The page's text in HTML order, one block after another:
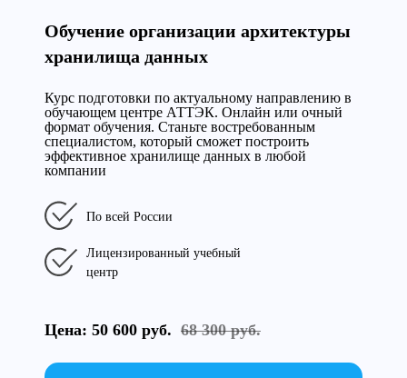
Обучение организации архитектуры
хранилища данных
Курс подготовки по актуальному направлению в
обучающем центре АТТЭК. Онлайн или очный
формат обучения. Станьте востребованным
специалистом, который сможет построить
эффективное хранилище данных в любой
компании
По всей России
Лицензированный учебный
центр
Цена: 50 600 руб. 68 300 руб.